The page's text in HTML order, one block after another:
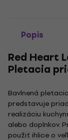
Popis
Red Heart
Pletacia
Bavlnená
predstavuje
realizáciu
alebo doplnkov.
použiť ihlice o